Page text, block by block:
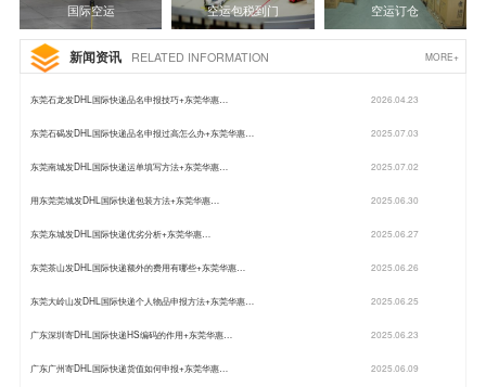
国际空运 空运包税到门 空运订仓
新闻资讯 RELATED INFORMATION MORE+
东莞石龙发DHL国际快递品名申报技巧+东莞华惠… 2026.04.23
东莞石碣发DHL国际快递品名申报过高怎么办+东莞华惠… 2025.07.03
东莞南城发DHL国际快递运单填写方法+东莞华惠… 2025.07.02
用东莞莞城发DHL国际快递包装方法+东莞华惠… 2025.06.30
东莞东城发DHL国际快递优劣分析+东莞华惠… 2025.06.27
东莞茶山发DHL国际快递额外的费用有哪些+东莞华惠… 2025.06.26
东莞大岭山发DHL国际快递个人物品申报方法+东莞华惠… 2025.06.25
广东深圳寄DHL国际快递HS编码的作用+东莞华惠… 2025.06.23
广东广州寄DHL国际快递货值如何申报+东莞华惠… 2025.06.09